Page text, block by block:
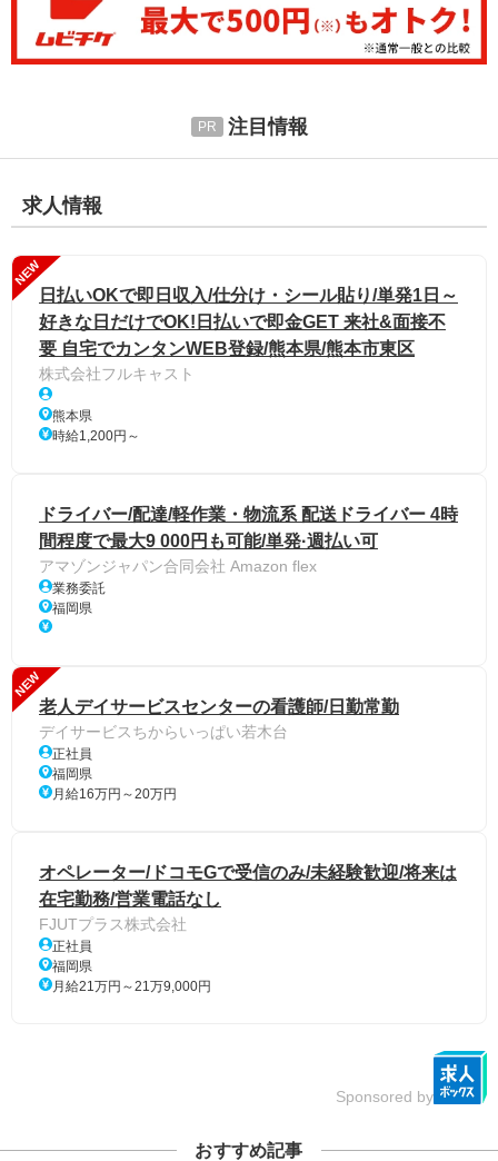
注目情報
求人情報
NEW
日払いOKで即日収入/仕分け・シール貼り/単発1日～
好きな日だけでOK!日払いで即金GET 来社&面接不
要 自宅でカンタンWEB登録/熊本県/熊本市東区
株式会社フルキャスト
熊本県
時給1,200円～
ドライバー/配達/軽作業・物流系 配送ドライバー 4時
間程度で最大9 000円も可能/単発·週払い可
アマゾンジャパン合同会社 Amazon flex
業務委託
福岡県
NEW
老人デイサービスセンターの看護師/日勤常勤
デイサービスちからいっぱい若木台
正社員
福岡県
月給16万円～20万円
オペレーター/ドコモGで受信のみ/未経験歓迎/将来は
在宅勤務/営業電話なし
FJUTプラス株式会社
正社員
福岡県
月給21万円～21万9,000円
Sponsored by
おすすめ記事